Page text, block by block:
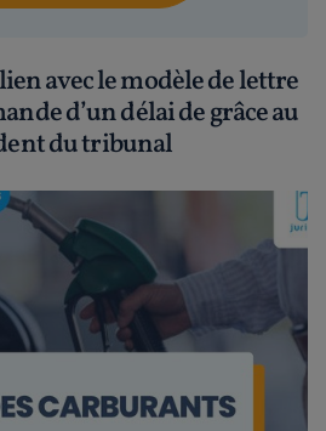
avec le modèle de lettre
d’un délai de grâce au
du tribunal